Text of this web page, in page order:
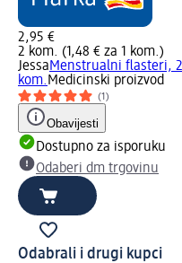
2,95 €
2 kom. (1,48 € za 1 kom.)
JessaMenstrualni flasteri, 2
kom. Medicinski proizvod
(1)
Obavijesti
Dostupno za isporuku
Odaberi dm trgovinu
Odabrali i drugi kupci